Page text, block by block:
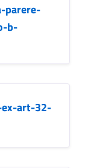
parere-
b-
art-32-